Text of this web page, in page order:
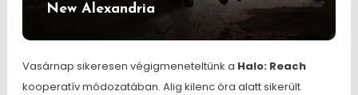
New Alexandria
Vasárnap sikeresen végigmeneteltünk a Halo: Reach
kooperatív módozatában. Alig kilenc óra alatt sikerült